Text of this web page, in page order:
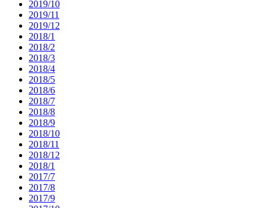
2019/10
2019/11
2019/12
2018/1
2018/2
2018/3
2018/4
2018/5
2018/6
2018/7
2018/8
2018/9
2018/10
2018/11
2018/12
2018/1
2017/7
2017/8
2017/9